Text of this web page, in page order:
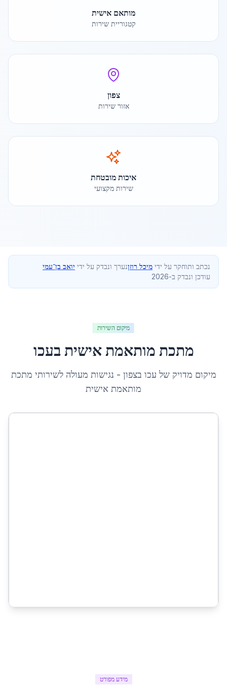
מותאם אישית
קטגוריית שירות
צפון
אזור שירות
איכות מובטחת
שירות מקצועי
נכתב ותוחקר על ידי מיכל רוזןנערך ונבדק על ידי יואב בן־עמי
עודכן ונבדק ב-2026
מיקום השירות
מתכת מותאמת אישית בעכו
מיקום מדויק של עכו בצפון - נגישות מעולה לשירותי מתכת
מותאמת אישית
מידע מפורט